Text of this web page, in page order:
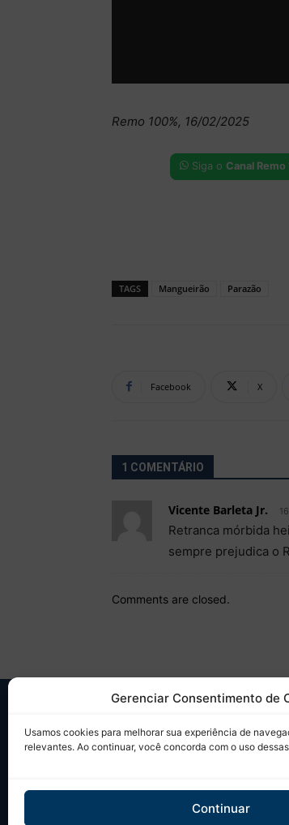
Gerenciar Consentimento de
Usamos cookies para melhorar sua experiência de
relevantes. Ao continuar, você concorda com o uso
Continuar
Remo 100%, 16/02/2025
Siga o Canal Remo
TAGS Mangueirão Parazão
Facebook X
1 COMENTÁRIO
Vicente Barleta Jr.
Retranca mórbida
sempre prejudica o
Comments are closed.